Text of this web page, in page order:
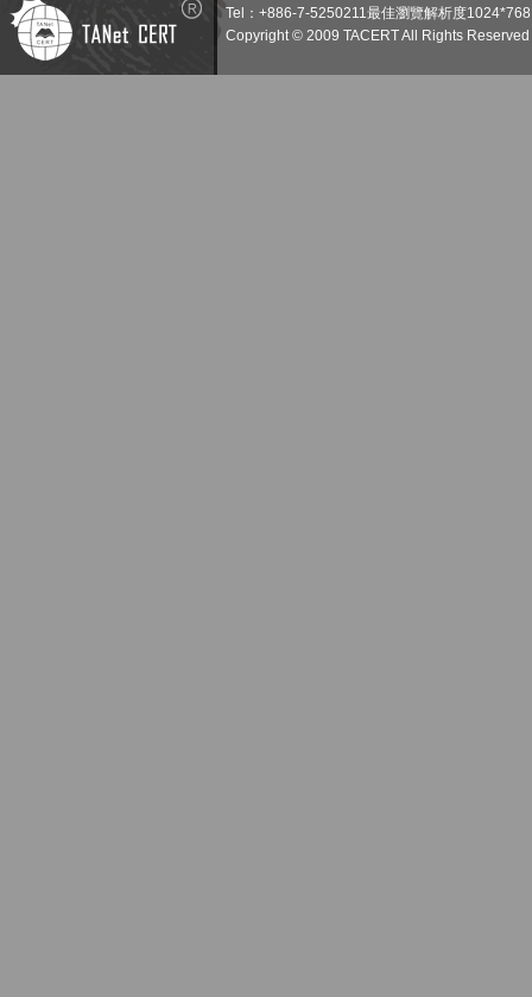
Tel：+886-7-5250211最佳瀏覽解析度
Copyright © 2009 TACERT All Rights Reserved